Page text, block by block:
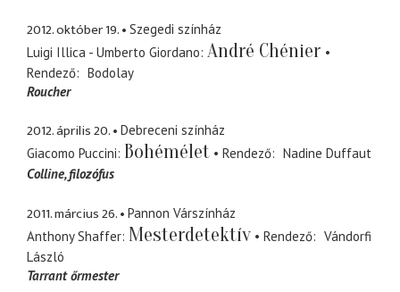
2012. október 19.
Szegedi színház
Luigi Illica - Umberto Giordano André Chénier
Rendező
Bodolay
Roucher
2012. április 20.
Debreceni színház
Giacomo Puccini Bohémélet Rendező
Nadine Duffaut
Colline filozófus
2011. március 26.
Pannon Várszínház
Anthony Shaffer Mesterdetektív Rendező
Vándorfi
László
Tarrant őrmester